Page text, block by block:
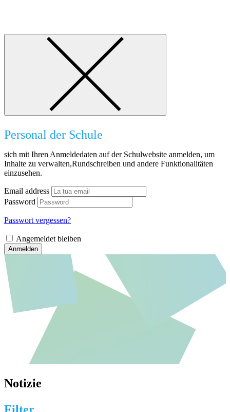
Personal der Schule
sich mit Ihren Anmeldedaten auf der Schulwebsite anmelden, um
Inhalte zu verwalten,Rundschreiben und andere Funktionalitäten
einzusehen.
Email address
Password
Passwort vergessen?
Angemeldet bleiben
Anmelden
Notizie